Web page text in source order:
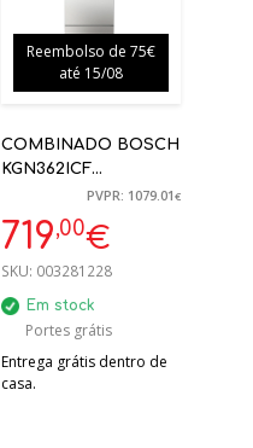
Reembolso de 75€
até 15/08
COMBINADO BOSCH
KGN362ICF
186X60X66,5CM 321L
NO FROST INOX C
PVPR: 1079.01€
719,00€
SKU: 003281228
Em stock
Portes grátis
Entrega grátis dentro de
casa.